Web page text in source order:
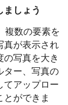
しょう
複数の要素を
真が表示され
写真を大き
ター、写真の
てアップロー
とができま